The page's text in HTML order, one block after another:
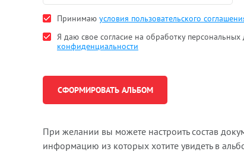
Принимаю условия пользовательского
Я даю свое согласие на обработку
конфиденциальности
При желании вы можете настроить состав
информацию из которых хотите увидеть в